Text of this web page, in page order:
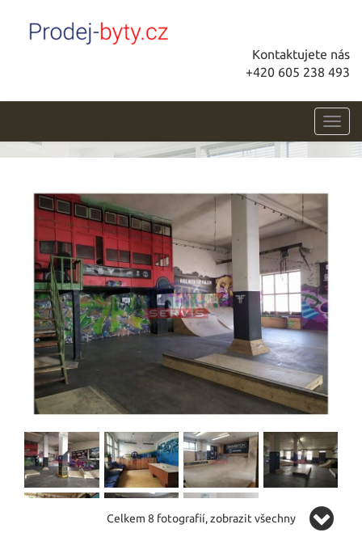
Kontaktujete nás
+420 605 238 493
Celkem 8 fotografií, zobrazit všechny